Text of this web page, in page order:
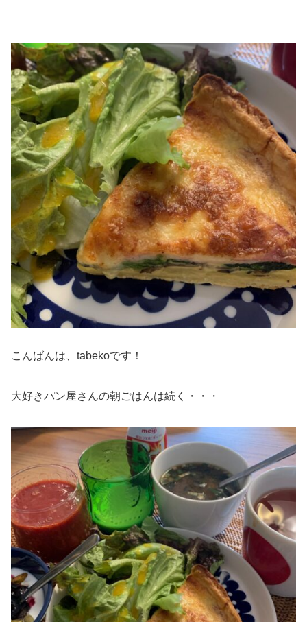
こんばんは、tabekoです！
大好きパン屋さんの朝ごはんは続く・・・